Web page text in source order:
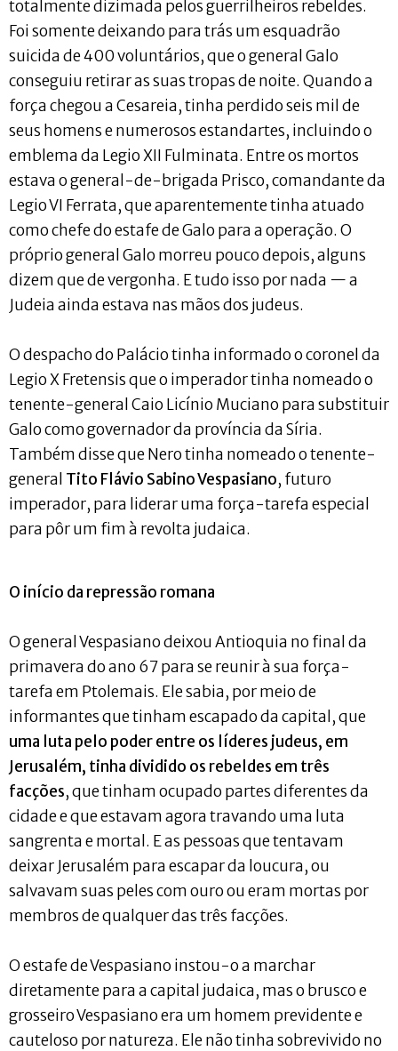
totalmente dizimada pelos guerrilheiros rebeldes.
Foi somente deixando para trás um esquadrão
suicida de 400 voluntários, que o general Galo
conseguiu retirar as suas tropas de noite. Quando a
força chegou a Cesareia, tinha perdido seis mil de
seus homens e numerosos estandartes, incluindo o
emblema da Legio XII Fulminata. Entre os mortos
estava o general-de-brigada Prisco, comandante da
Legio VI Ferrata, que aparentemente tinha atuado
como chefe do estafe de Galo para a operação. O
próprio general Galo morreu pouco depois, alguns
dizem que de vergonha. E tudo isso por nada — a
Judeia ainda estava nas mãos dos judeus.
O despacho do Palácio tinha informado o coronel da
Legio X Fretensis que o imperador tinha nomeado o
tenente-general Caio Licínio Muciano para substituir
Galo como governador da província da Síria.
Também disse que Nero tinha nomeado o tenente-
general Tito Flávio Sabino Vespasiano, futuro
imperador, para liderar uma força-tarefa especial
para pôr um fim à revolta judaica.
O início da repressão romana
O general Vespasiano deixou Antioquia no final da
primavera do ano 67 para se reunir à sua força-
tarefa em Ptolemais. Ele sabia, por meio de
informantes que tinham escapado da capital, que
uma luta pelo poder entre os líderes judeus, em
Jerusalém, tinha dividido os rebeldes em três
facções, que tinham ocupado partes diferentes da
cidade e que estavam agora travando uma luta
sangrenta e mortal. E as pessoas que tentavam
deixar Jerusalém para escapar da loucura, ou
salvavam suas peles com ouro ou eram mortas por
membros de qualquer das três facções.
O estafe de Vespasiano instou-o a marchar
diretamente para a capital judaica, mas o brusco e
grosseiro Vespasiano era um homem previdente e
cauteloso por natureza. Ele não tinha sobrevivido no